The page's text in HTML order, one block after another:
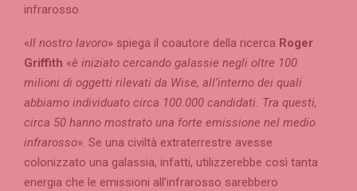
infrarosso.
«Il nostro lavoro» spiega il coautore della ricerca Roger
Griffith «è iniziato cercando galassie negli oltre 100
milioni di oggetti rilevati da Wise, all’interno dei quali
abbiamo individuato circa 100.000 candidati. Tra questi,
circa 50 hanno mostrato una forte emissione nel medio
infrarosso». Se una civiltà extraterrestre avesse
colonizzato una galassia, infatti, utilizzerebbe così tanta
energia che le emissioni all’infrarosso sarebbero